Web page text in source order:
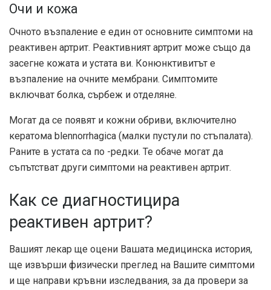
Очи и кожа
Очното възпаление е един от основните симптоми на
реактивен артрит. Реактивният артрит може също да
засегне кожата и устата ви. Конюнктивитът е
възпаление на очните мембрани. Симптомите
включват болка, сърбеж и отделяне.
Могат да се появят и кожни обриви, включително
кератома blennorrhagica (малки пустули по стъпалата).
Раните в устата са по -редки. Те обаче могат да
съпътстват други симптоми на реактивен артрит.
Как се диагностицира
реактивен артрит?
Вашият лекар ще оцени Вашата медицинска история,
ще извърши физически преглед на Вашите симптоми
и ще направи кръвни изследвания, за да провери за